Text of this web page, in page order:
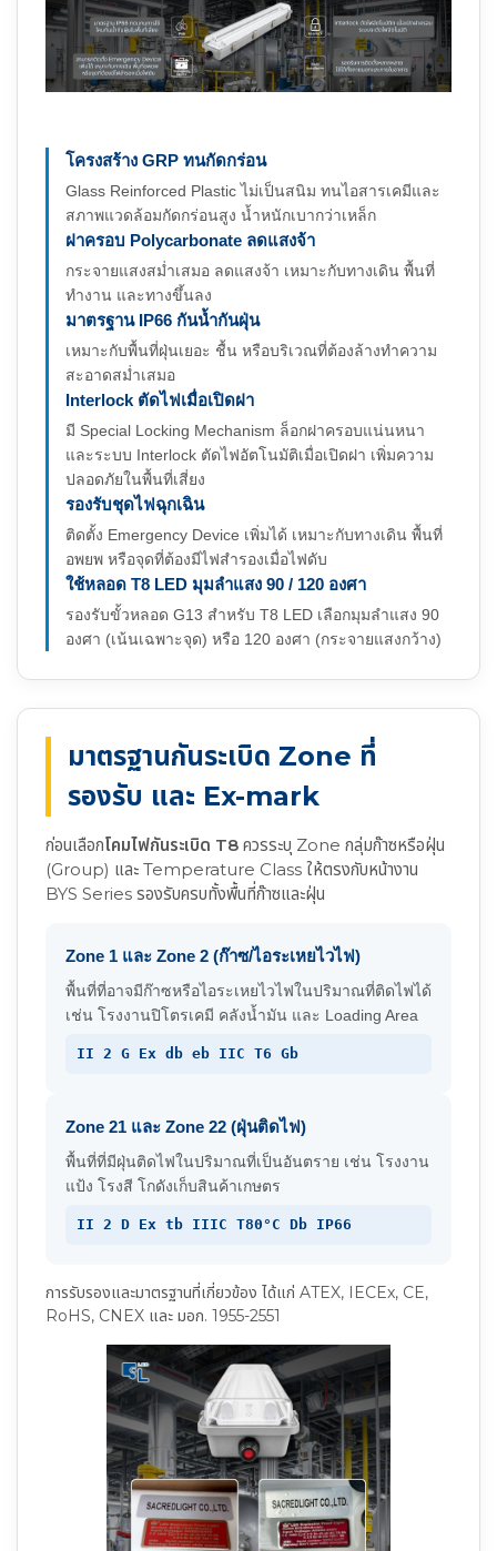
โครงสร้าง GRP ทนกัดกร่อน
Glass Reinforced Plastic ไม่เป็นสนิม ทนไอสารเคมีและ
สภาพแวดล้อมกัดกร่อนสูง น้ำหนักเบากว่าเหล็ก
ฝาครอบ Polycarbonate ลดแสงจ้า
กระจายแสงสม่ำเสมอ ลดแสงจ้า เหมาะกับทางเดิน พื้นที่
ทำงาน และทางขึ้นลง
มาตรฐาน IP66 กันน้ำกันฝุ่น
เหมาะกับพื้นที่ฝุ่นเยอะ ชื้น หรือบริเวณที่ต้องล้างทำความ
สะอาดสม่ำเสมอ
Interlock ตัดไฟเมื่อเปิดฝา
มี Special Locking Mechanism ล็อกฝาครอบแน่นหนา
และระบบ Interlock ตัดไฟอัตโนมัติเมื่อเปิดฝา เพิ่มความ
ปลอดภัยในพื้นที่เสี่ยง
รองรับชุดไฟฉุกเฉิน
ติดตั้ง Emergency Device เพิ่มได้ เหมาะกับทางเดิน พื้นที่
อพยพ หรือจุดที่ต้องมีไฟสำรองเมื่อไฟดับ
ใช้หลอด T8 LED มุมลำแสง 90 / 120 องศา
รองรับขั้วหลอด G13 สำหรับ T8 LED เลือกมุมลำแสง 90
องศา (เน้นเฉพาะจุด) หรือ 120 องศา (กระจายแสงกว้าง)
มาตรฐานกันระเบิด Zone ที่
รองรับ และ Ex-mark
ก่อนเลือกโคมไฟกันระเบิด T8 ควรระบุ Zone กลุ่มก๊าซหรือฝุ่น
(Group) และ Temperature Class ให้ตรงกับหน้างาน
BYS Series รองรับครบทั้งพื้นที่ก๊าซและฝุ่น
Zone 1 และ Zone 2 (ก๊าซ/ไอระเหยไวไฟ)
พื้นที่ที่อาจมีก๊าซหรือไอระเหยไวไฟในปริมาณที่ติดไฟได้
เช่น โรงงานปิโตรเคมี คลังน้ำมัน และ Loading Area
II 2 G Ex db eb IIC T6 Gb
Zone 21 และ Zone 22 (ฝุ่นติดไฟ)
พื้นที่ที่มีฝุ่นติดไฟในปริมาณที่เป็นอันตราย เช่น โรงงาน
แป้ง โรงสี โกดังเก็บสินค้าเกษตร
II 2 D Ex tb IIIC T80°C Db IP66
การรับรองและมาตรฐานที่เกี่ยวข้อง ได้แก่ ATEX, IECEx, CE,
RoHS, CNEX และ มอก. 1955-2551